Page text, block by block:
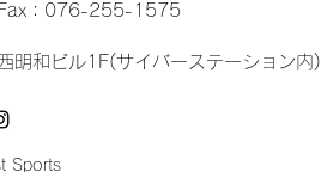
Fax：076-255-1575
和ビル1F(サイバーステーション内)
Sports